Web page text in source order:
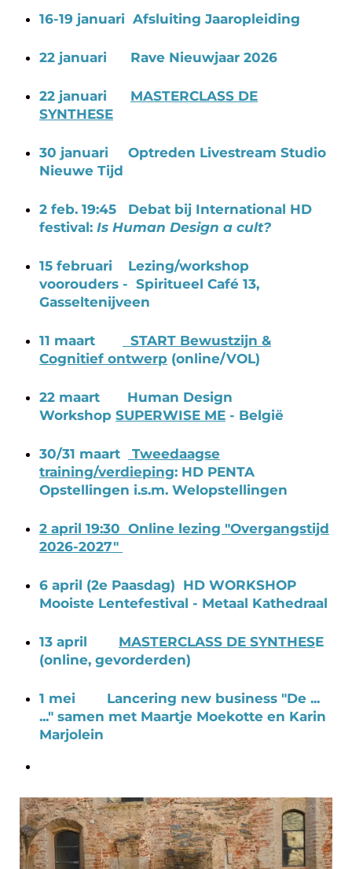
16-19 januari Afsluiting Jaaropleiding
22 januari Rave Nieuwjaar 2026
22 januari MASTERCLASS DE
SYNTHESE
30 januari Optreden Livestream Studio
Nieuwe Tijd
2 feb. 19:45 Debat bij International HD
festival: Is Human Design a cult?
15 februari Lezing/workshop
voorouders - Spiritueel Café 13,
Gasseltenijveen
11 maart
START Bewustzijn &
Cognitief ontwerp (online/VOL)
22 maart Human Design
Workshop SUPERWISE ME - België
30/31 maart
Tweedaagse
training/verdieping: HD PENTA
Opstellingen i.s.m. Welopstellingen
2 april 19:30 Online lezing "Overgangstijd
2026-2027"
6 april (2e Paasdag) HD WORKSHOP
Mooiste Lentefestival - Metaal Kathedraal
13 april MASTERCLASS DE SYNTHESE
(online, gevorderden)
1 mei Lancering new business "De ...
..." samen met Maartje Moekotte en Karin
Marjolein